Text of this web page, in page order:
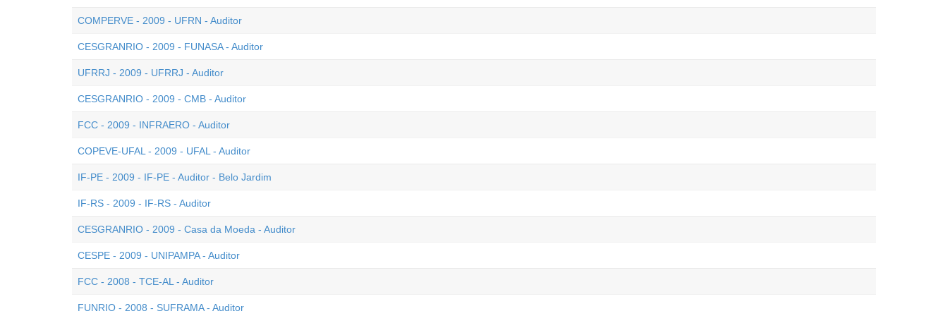
COMPERVE - 2009 - UFRN - Auditor
CESGRANRIO - 2009 - FUNASA - Auditor
UFRRJ - 2009 - UFRRJ - Auditor
CESGRANRIO - 2009 - CMB - Auditor
FCC - 2009 - INFRAERO - Auditor
COPEVE-UFAL - 2009 - UFAL - Auditor
IF-PE - 2009 - IF-PE - Auditor - Belo Jardim
IF-RS - 2009 - IF-RS - Auditor
CESGRANRIO - 2009 - Casa da Moeda - Auditor
CESPE - 2009 - UNIPAMPA - Auditor
FCC - 2008 - TCE-AL - Auditor
FUNRIO - 2008 - SUFRAMA - Auditor